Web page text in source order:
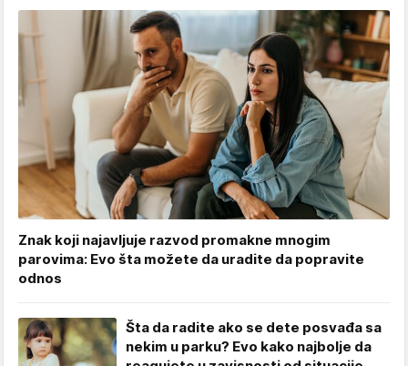
Znak koji najavljuje razvod promakne mnogim
parovima: Evo šta možete da uradite da popravite
odnos
Šta da radite ako se dete posvađa sa
nekim u parku? Evo kako najbolje da